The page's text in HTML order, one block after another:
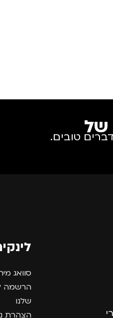
טובים.
סוואג
הרשמה
שלנו
הצהרת